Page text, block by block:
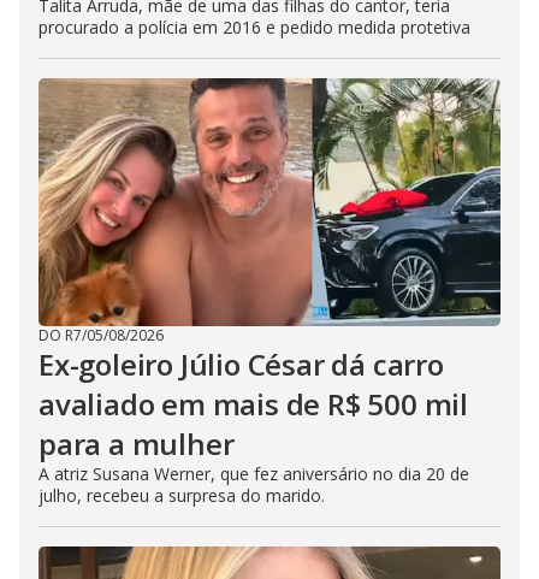
Talita Arruda, mãe de uma das filhas do cantor, teria
procurado a polícia em 2016 e pedido medida protetiva
DO R7/05/08/2026
Ex-goleiro Júlio César dá carro
avaliado em mais de R$ 500 mil
para a mulher
A atriz Susana Werner, que fez aniversário no dia 20 de
julho, recebeu a surpresa do marido.